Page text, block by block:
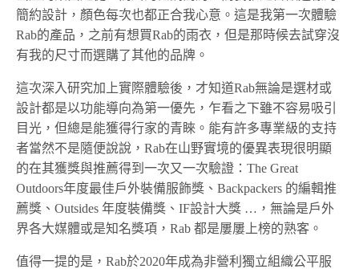
簡約設計，顏色每次也都正合我心意。這是我第一次體驗
Rab的產品，之前有想買Rab的雨衣，但是那時候去試穿沒
有我的尺寸而選購了其他的品牌。
這次深入研究加上實際體驗後，才知道Rab無論是選材或
設計都是以功能導向為第一優先，乍看之下雖不容易吸引
目光，但總是能獲得行家的青睞。能有許多專業級的支持
者當然不是隨便說說，Rab在山野實境的優異表現很明顯
的在其獲獎與推薦得到一次又一次驗證：The Great
Outdoors年度最佳戶外裝備服飾獎、Backpackers 的編輯推
薦獎、Outsides 年度裝備獎、IF設計大獎 …，無論是戶外
界各大媒體或是知名獎項，Rab 都是屢屢上榜的熟客。
值得一提的是，Rab於2020年成為非營利獨立組織公平服